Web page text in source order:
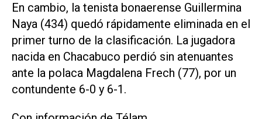
En cambio, la tenista bonaerense Guillermina
Naya (434) quedó rápidamente eliminada en el
primer turno de la clasificación. La jugadora
nacida en Chacabuco perdió sin atenuantes
ante la polaca Magdalena Frech (77), por un
contundente 6-0 y 6-1.